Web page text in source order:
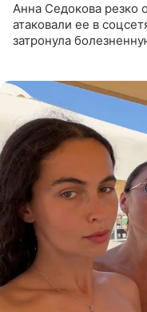
Анна Седокова резко
атаковали ее в
затронула